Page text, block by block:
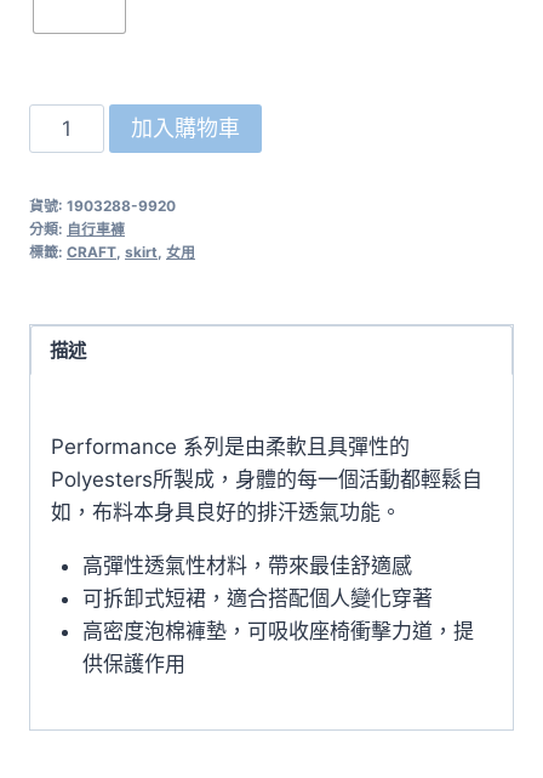
典
女
用
褲
Performance
Bike
Skirt
9920
加入購物車
貨號: 1903288-9920
分類: 自行車褲
標籤: CRAFT, skirt, 女用
描述
Performance 系列是由柔軟且具彈性的
Polyesters所製成，身體的每一個活動都輕鬆自
如，布料本身具良好的排汗透氣功能。
高彈性透氣性材料， 帶來最佳舒適感
可拆卸式短裙，適合搭配個人變化穿著
高密度泡棉褲墊，可吸收座椅衝擊力道，提
供保護作用